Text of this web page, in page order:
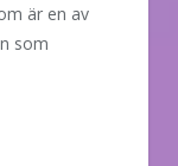
är en av
som